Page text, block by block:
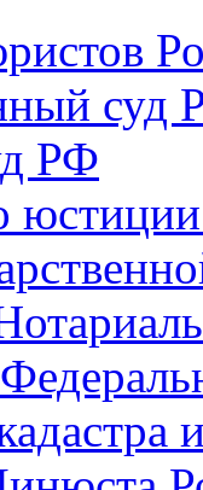
суд
РФ